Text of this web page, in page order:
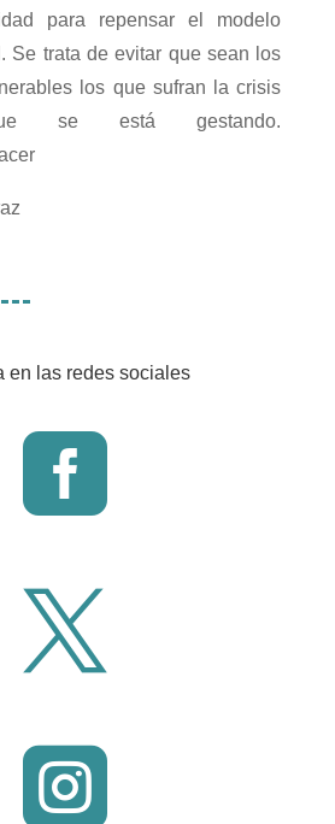
para repensar el modelo
Se trata de evitar que sean los
los que sufran la crisis
se está gestando.
en las redes sociales


